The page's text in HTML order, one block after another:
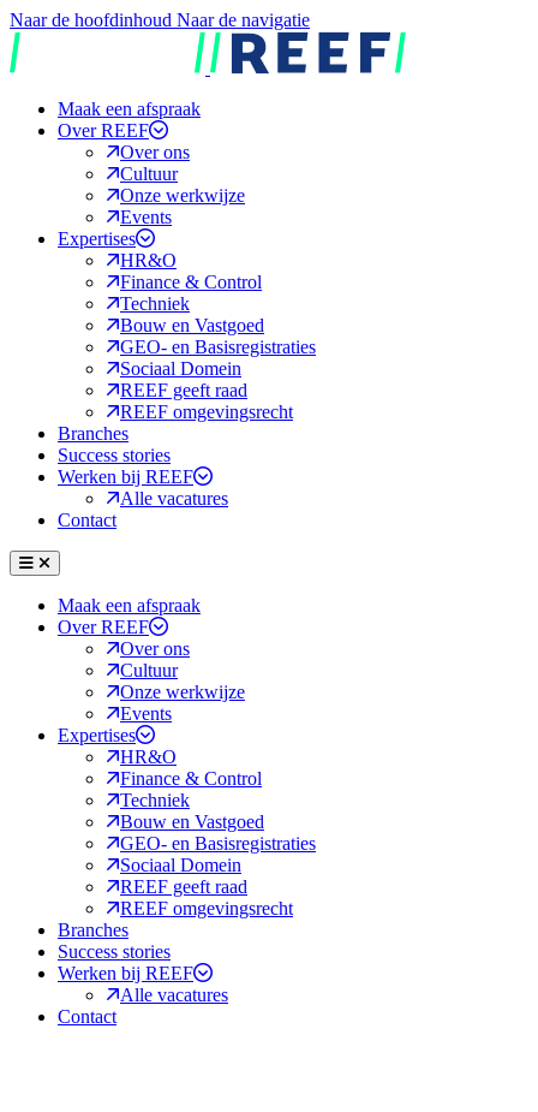
Naar de hoofdinhoud Naar de navigatie
REEF
Maak een afspraak
Over REEF
Over ons
Cultuur
Onze werkwijze
Events
Expertises
HR&O
Finance & Control
Techniek
Bouw en Vastgoed
GEO- en Basisregistraties
Sociaal Domein
REEF geeft raad
REEF omgevingsrecht
Branches
Success stories
Werken bij REEF
Alle vacatures
Contact
Menu
Sluiten
Maak een afspraak
Over REEF
Over ons
Cultuur
Onze werkwijze
Events
Expertises
HR&O
Finance & Control
Techniek
Bouw en Vastgoed
GEO- en Basisregistraties
Sociaal Domein
REEF geeft raad
REEF omgevingsrecht
Branches
Success stories
Werken bij REEF
Alle vacatures
Contact